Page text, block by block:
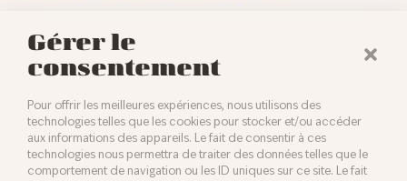
Gérer le
consentement
Pour offrir les meilleures expériences, nous utilisons des
technologies telles que les cookies pour stocker et/ou accéder
aux informations des appareils. Le fait de consentir à ces
technologies nous permettra de traiter des données telles que le
comportement de navigation ou les ID uniques sur ce site. Le fait